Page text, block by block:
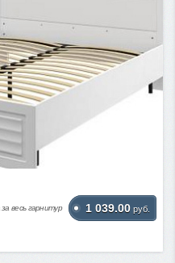
весь гарнитур 1 039.00 руб.